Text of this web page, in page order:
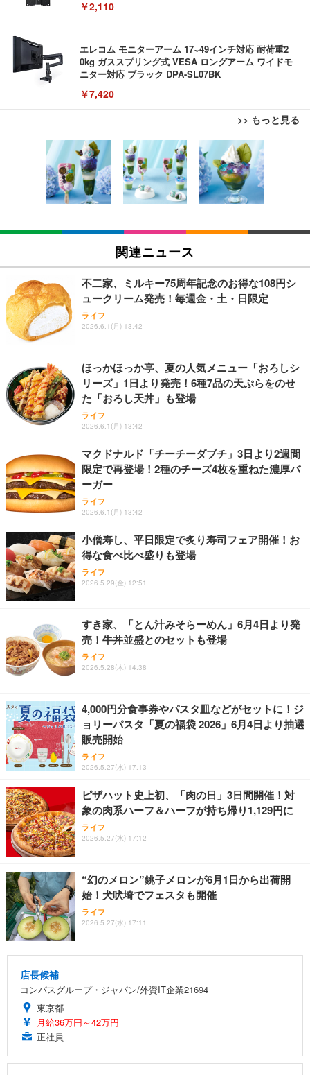
￥2,110
エレコム モニターアーム 17~49インチ対応 耐荷重2
0kg ガススプリング式 VESA ロングアーム ワイドモ
ニター対応 ブラック DPA-SL07BK
￥7,420
>> もっと見る
【整備済み品】ノートパソコン 富士通 LIEFBOOK
U9311X/F 13.3型 第11世代 Core i5-1145G7/Window
s11 Pro/MS Office 2021搭載/Webカメラ/Wifi・Blue
tooth・HDMI・Type-C/360度回転対応/有線静音マウ
ス付属/180日保証(タッチスクリーン/メモリ16GB,S
￥44,948
【整備済み品】中古 ノートパソコン 富士通 A5511/
Office 2021 Pro 付属/Webカメラ/DVD/豊富な接続端
子 (HDMI, VGA, USB 3.0)/ 有線静音マウス付属/ 180
日保証（メモリ 8GB,SSD256GB）
【整備済み品】中古 ノートパソコン 富士通 A5511/
15.6型/ 第11世代 Core i3-1125G4// Win11 Pro/MS
Office 2021 Pro 付属/Webカメラ/DVD/豊富な接続端
日保証（メモリ 16GB,SSD512GB）
【整備済み品】ノートパソコン 富士通 LIEFBOOK
U9311X/F 13.3型 第11世代 Core i5-1145G7/Window
s11 Pro/MS Office 2021搭載/Webカメラ/Wifi・Blue
tooth・HDMI・Type-C/360度回転対応/有線静音マウ
D256GB)
VETESAノートパソコン Corei7 15.6インチ IPS液
晶/1920×1080FHD Office2024搭載 Win11 Pro ノー
トPC 16GB メモリ SSD 256GB WEBカメラ付き 軽
量薄型 laptop WIFI5/BT5.0/指紋認証機能/テンキー/
習用 ピンク
￥59,980
ブラックニッカ ニッカ Nikka ウィスキー4000ml ブ
ラックニッカクリア ウヰスキー 【日本 アサヒ ウィ
スキー】 大容量 お得 4リットル
￥3,940
【Amazon.co.jp限定】コロナ・エキストラ Corona
ト] [ギフトBox入り]
霧島酒造 チューパック黒霧島 25度 [ 焼酎 宮崎県 18
00ml×2本 ]
アサヒ スーパードライ [缶] 135ml x 24本 [ケース販
売] [アサヒ 国産 ビール 缶 ALC 5%] LT-1226
￥3,493
天羽の梅 1800ml （ハイボールの元 焼酎用）[天羽飲
料製造 東京都]
￥1,750
松阪牛 グルメ ハンバーグ 【誕生日ギフトセット】
誕生日プレゼント 高級 ハンバーグ 肉 ギフト 牛肉
食べ物 冷凍 高級 内祝 お返し 人気 お取り寄せ グル
メ 出産 男性 土産 女性 お父さん お母さん
￥4,000
松阪牛 グルメ ハンバーグ【オレンジ花束カード】
べ物 冷凍 高級 プレゼント 内祝 お返し 人気 お取り
寄せ グルメ
父の日ギフト 松阪牛 グルメ ハンバーグ【父の日短
冊 ブルー花束カード】父の日 食べ物 肉 父 お父さん
お取り寄せグルメ おつまみ ハンバーグギフト 冷凍
お中元 ギフト 【TV紹介されました♪】 純系 名古屋
コーチン 燻製 4種 セット おつまみ お取り寄せグル
メ 100％国産 高級 地鶏 お肉 ハム ソーセージ 冷凍
化粧箱入り 手提げ紙袋 熨斗対応可 南部食鶏 RK-29-
Butz Delicatessen おつまみアソートセット 【誕生
日用（バースデーカード付き）】 おつまみセット 6
品 食べ比べ ご自宅用 お中元 合鴨 牛タン ロースト
ビーフ 燻製 詰め合わせ ギフト プレゼント おしゃれ
￥2,952
関連ニュース
不二家、ミルキー75周年記念のお得な108円シ
ュークリーム発売！毎週金・土・日限定
ライフ
2026.6.1(月) 13:42
ほっかほっか亭、夏の人気メニュー「おろしシ
リーズ」1日より発売！6種7品の天ぷらをのせ
た「おろし天丼」も登場
ライフ
2026.6.1(月) 13:42
マクドナルド「チーチーダブチ」3日より2週間
限定で再登場！2種のチーズ4枚を重ねた濃厚バ
ーガー
ライフ
2026.6.1(月) 13:42
小僧寿し、平日限定で炙り寿司フェア開催！お
得な食べ比べ盛りも登場
ライフ
2026.5.29(金) 12:51
すき家、「とん汁みそらーめん」6月4日より発
売！牛丼並盛とのセットも登場
ライフ
2026.5.28(木) 14:38
4,000円分食事券やパスタ皿などがセットに！ジ
ョリーパスタ「夏の福袋 2026」6月4日より抽選
販売開始
ライフ
2026.5.27(水) 17:13
ピザハット史上初、「肉の日」3日間開催！対
象の肉系ハーフ＆ハーフが持ち帰り1,129円に
ライフ
2026.5.27(水) 17:12
“幻のメロン”銚子メロンが6月1日から出荷開
始！犬吠埼でフェスタも開催
ライフ
2026.5.27(水) 17:11
店長候補
コンパスグループ・ジャパン/外資IT企業21694
東京都
月給36万円～42万円
正社員